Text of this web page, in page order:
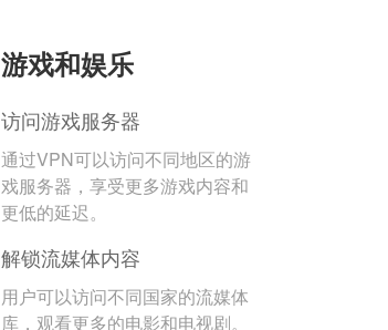
游戏和娱乐
访问游戏服务器
通过VPN可以访问不同地区的游
戏服务器，享受更多游戏内容和
更低的延迟。
解锁流媒体内容
用户可以访问不同国家的流媒体
库，观看更多的电影和电视剧。